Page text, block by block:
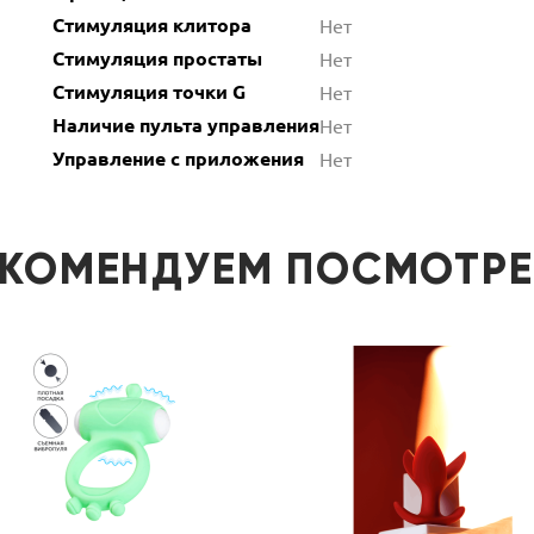
Стимуляция клитора Нет
Стимуляция простаты Нет
Стимуляция точки G Нет
Наличие пульта управленияНет
Управление с приложения Нет